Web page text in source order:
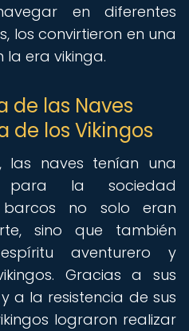
en diferentes
los convirtieron en una
era vikinga.
de las Naves
de los Vikingos
las naves tenían una
para la sociedad
barcos no solo eran
sino que también
aventurero y
Gracias a sus
a la resistencia de sus
lograron realizar